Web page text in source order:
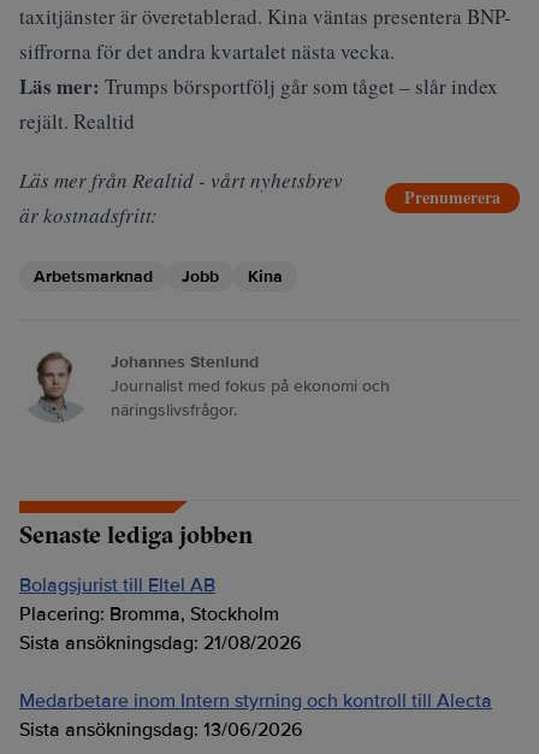
taxitjänster är överetablerad. Kina väntas presentera BNP-
siffrorna för det andra kvartalet nästa vecka.
Läs mer: Trumps börsportfölj går som tåget – slår index
rejält. Realtid
Läs mer från Realtid - vårt nyhetsbrev
är kostnadsfritt:
Prenumerera
Arbetsmarknad Jobb Kina
Johannes Stenlund
Journalist med fokus på ekonomi och
näringslivsfrågor.
Senaste lediga jobben
Bolagsjurist till Eltel AB
Placering: Bromma, Stockholm
Sista ansökningsdag: 21/08/2026
Medarbetare inom Intern styrning och kontroll till Alecta
Sista ansökningsdag: 13/06/2026